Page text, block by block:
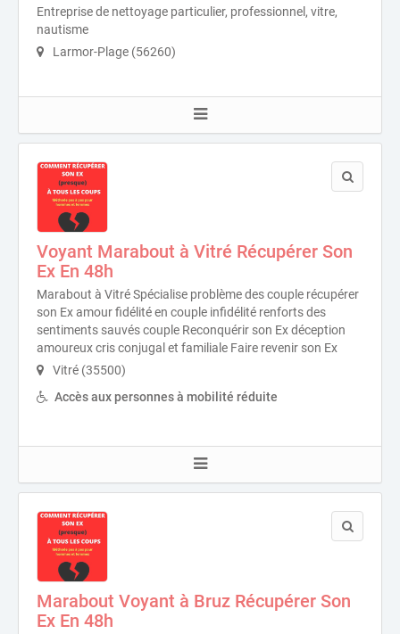
Entreprise de nettoyage particulier, professionnel, vitre,
nautisme
Larmor-Plage (56260)
Voyant Marabout à Vitré Récupérer Son
Ex En 48h
Marabout à Vitré Spécialise problème des couple récupérer
son Ex amour fidélité en couple infidélité renforts des
sentiments sauvés couple Reconquérir son Ex déception
amoureux cris conjugal et familiale Faire revenir son Ex
Vitré (35500)
Accès aux personnes à mobilité réduite
Marabout Voyant à Bruz Récupérer Son
Ex En 48h